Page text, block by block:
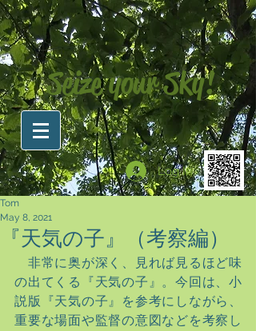
Seize your Sky!
Log In
『天気の子』（考察編）
Tom
May 8, 2021
非常に奥が深く、見れば見るほど味
の出てくる『天気の子』。今回は、小
説版『天気の子』を参考にしながら、
重要な場面や監督の意図などを考察し